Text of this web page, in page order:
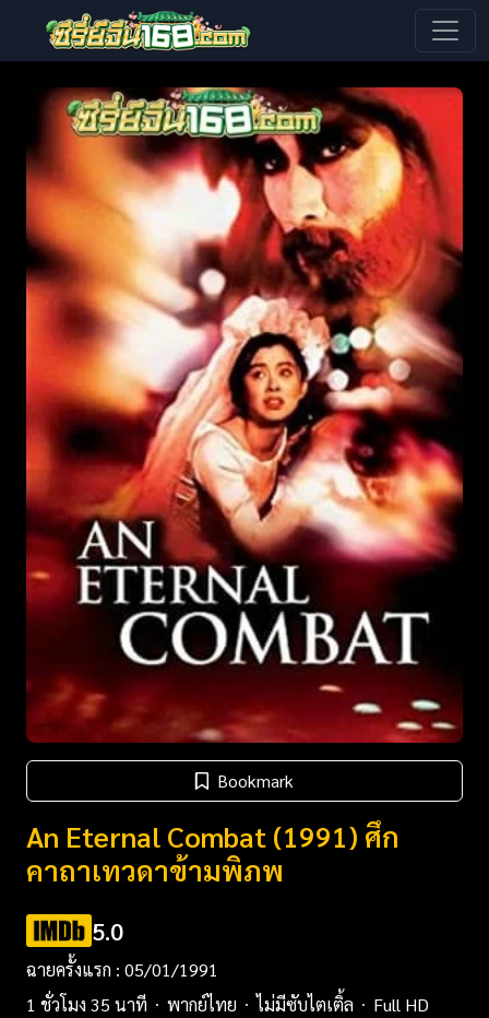
Bookmark
An Eternal Combat (1991) ศึก
คาถาเทวดาข้ามพิภพ
5.0
ฉายครั้งแรก : 05/01/1991
1 ชั่วโมง 35 นาที
พากย์ไทย ไม่มีซับไตเติ้ล
Full HD